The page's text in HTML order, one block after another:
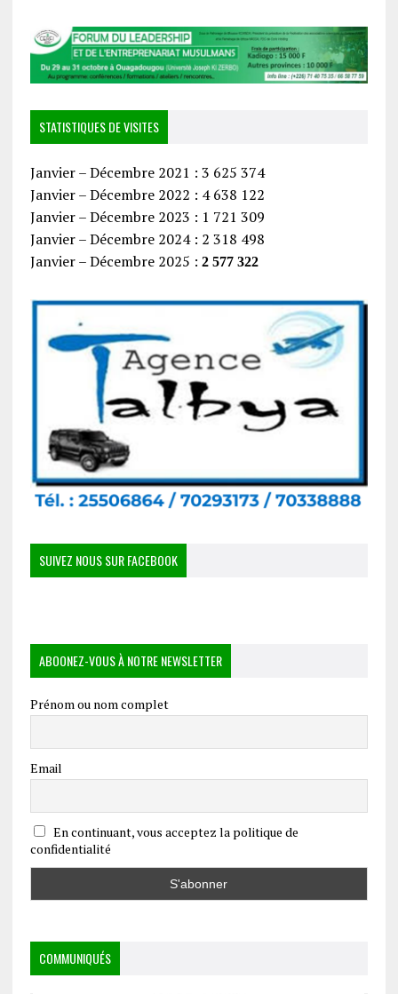
STATISTIQUES DE VISITES
Janvier – Décembre 2021 : 3 625 374
Janvier – Décembre 2022 : 4 638 122
Janvier – Décembre 2023 : 1 721 309
Janvier – Décembre 2024 : 2 318 498
Janvier – Décembre 2025 : 2 577 322
SUIVEZ NOUS SUR FACEBOOK
ABOONEZ-VOUS À NOTRE NEWSLETTER
Prénom ou nom complet
Email
En continuant, vous acceptez la politique de
confidentialité
COMMUNIQUÉS